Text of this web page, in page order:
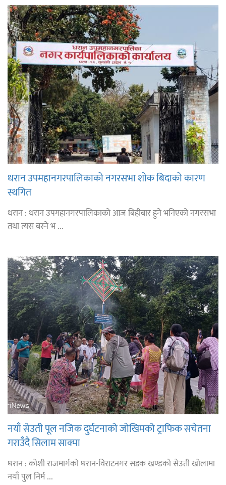
धरान उपमहानगरपालिकाको नगरसभा शोक बिदाको कारण
स्थगित
धरान : धरान उपमहानगरपालिकाको आज बिहीबार हुने भनिएको नगरसभा
तथा त्यस बस्ने भ ...
नयाँ सेउती पूल नजिक दुर्घटनाको जोखिमको ट्राफिक सचेतना
गराउँदै सिलाम साक्मा
धरान : कोशी राजमार्गको धरान-विराटनगर सडक खण्डको सेउती खोलामा
नयाँ पुल निर्म ...